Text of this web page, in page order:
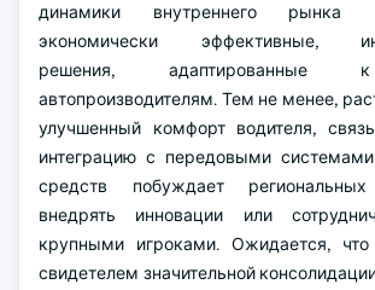
динамики внутреннего рынка
экономически эффективные,
решения, адаптированные
автопроизводителям. Тем не менее,
улучшенный комфорт водителя,
интеграцию с передовыми
средств побуждает
внедрять инновации или
крупными игроками. Ожидается,
свидетелем значительной